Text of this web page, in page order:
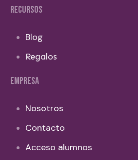
RECURSOS
Blog
Regalos
EMPRESA
Nosotros
Contacto
Acceso alumnos